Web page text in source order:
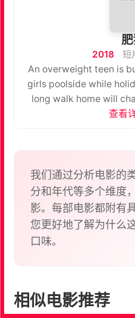
2018 短
An overweight teen is
girls poolside while
long walk home will
查看
我们通过分析电影的
分和年代等多个维度
影。每部电影都附有
您更好地了解为什么
口味。
相似电影推荐